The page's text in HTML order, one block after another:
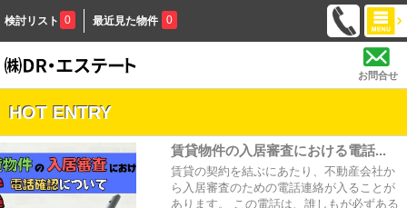
検討リスト 0 最近見た物件 0
お問合せ
HOT ENTRY
賃貸物件の入居審査における電話...
賃貸の契約を結ぶにあたり、不動産会社か
ら入居審査のための電話連絡が入ることが
あります。 この電話は、誰しもが必ずある